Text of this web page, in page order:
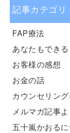
記事カテゴリ
FAP療法
あなたもできる
お客様の感想
お金の話
カウンセリン
メルマガ記事よ
五十嵐かおる